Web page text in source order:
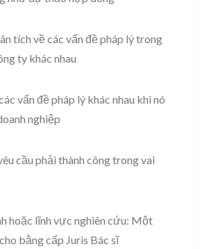
tích về các vấn đề pháp lý trong
ty khác nhau
vấn đề pháp lý khác nhau khi nó
nghiệp
cầu phải thành công trong vai
hoặc lĩnh vực nghiên cứu: Một
bằng cấp Juris Bác sĩ